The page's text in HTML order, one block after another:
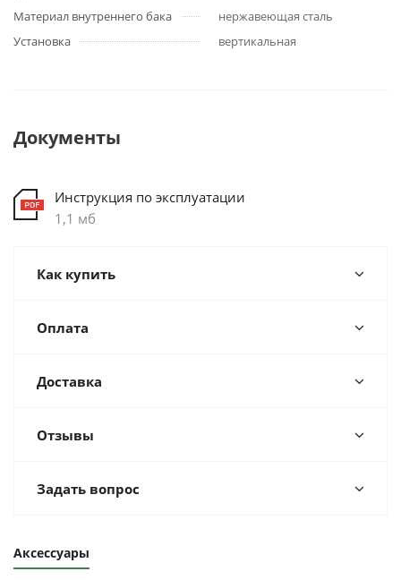
Материал внутреннего бака
нержавеющая сталь
Установка
вертикальная
Документы
Инструкция по эксплуатации
1,1 мб
Как купить
Оплата
Доставка
Отзывы
Задать вопрос
Аксессуары